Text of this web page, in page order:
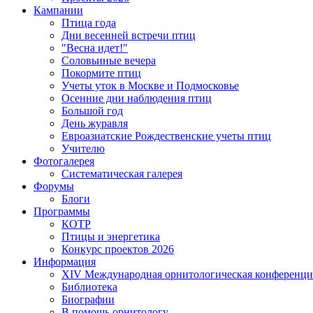
Кампании
Птица года
Дни весенней встречи птиц
"Весна идет!"
Соловьиные вечера
Покормите птиц
Учеты уток в Москве и Подмосковье
Осенние дни наблюдения птиц
Большой год
День журавля
Евроазиатские Рождественские учеты птиц
Учителю
Фотогалерея
Систематическая галерея
Форумы
Блоги
Программы
КОТР
Птицы и энергетика
Конкурс проектов 2026
Информация
XIV Международная орнитологическая
Библиотека
Биографии